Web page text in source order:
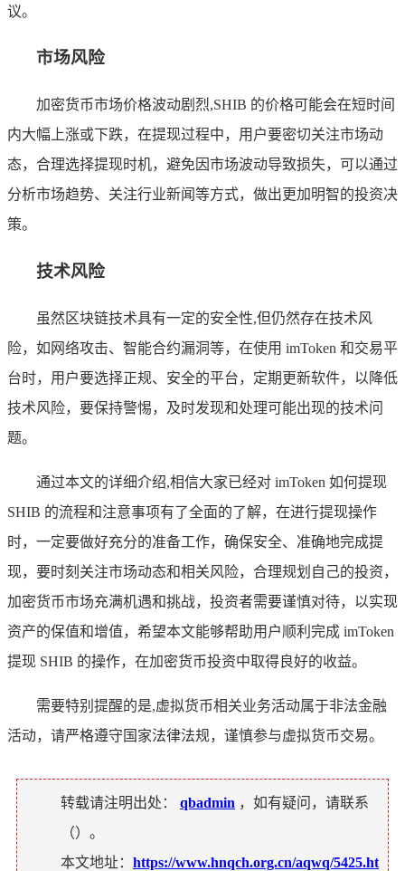
议。
市场风险
加密货币市场价格波动剧烈,SHIB 的价格可能会在短时间
内大幅上涨或下跌，在提现过程中，用户要密切关注市场动
态，合理选择提现时机，避免因市场波动导致损失，可以通过
分析市场趋势、关注行业新闻等方式，做出更加明智的投资决
策。
技术风险
虽然区块链技术具有一定的安全性,但仍然存在技术风
险，如网络攻击、智能合约漏洞等，在使用 imToken 和交易平
台时，用户要选择正规、安全的平台，定期更新软件，以降低
技术风险，要保持警惕，及时发现和处理可能出现的技术问
题。
通过本文的详细介绍,相信大家已经对 imToken 如何提现
SHIB 的流程和注意事项有了全面的了解，在进行提现操作
时，一定要做好充分的准备工作，确保安全、准确地完成提
现，要时刻关注市场动态和相关风险，合理规划自己的投资，
加密货币市场充满机遇和挑战，投资者需要谨慎对待，以实现
资产的保值和增值，希望本文能够帮助用户顺利完成 imToken
提现 SHIB 的操作，在加密货币投资中取得良好的收益。
需要特别提醒的是,虚拟货币相关业务活动属于非法金融
活动，请严格遵守国家法律法规，谨慎参与虚拟货币交易。
转载请注明出处： qbadmin ，如有疑问，请联系
（）。
本文地址： https://www.hnqch.org.cn/aqwq/5425.ht